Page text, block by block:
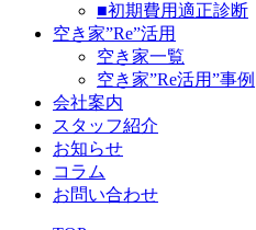
■初期費用適正診断
空き家”Re”活用
空き家一覧
空き家”Re活用”事例
会社案内
スタッフ紹介
お知らせ
コラム
お問い合わせ